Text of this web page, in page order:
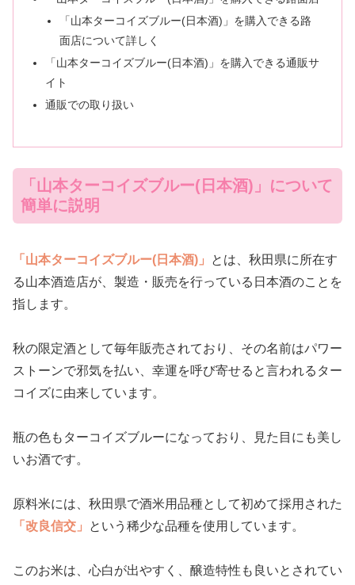
「山本ターコイズブルー(日本酒)」を購入できる路
面店について詳しく
「山本ターコイズブルー(日本酒)」を購入できる通販サ
イト
通販での取り扱い
「山本ターコイズブルー(日本酒)」について
簡単に説明
「山本ターコイズブルー(日本酒)」
とは、秋田県に所在す
る山本酒造店が、製造・販売を行っている日本酒のことを
指します。
秋の限定酒として毎年販売されており、その名前はパワー
ストーンで邪気を払い、幸運を呼び寄せると言われるター
コイズに由来しています。
瓶の色もターコイズブルーになっており、見た目にも美し
いお酒です。
原料米には、秋田県で酒米用品種として初めて採用された
「改良信交」
という稀少な品種を使用しています。
このお米は、心白が出やすく、醸造特性も良いとされてい